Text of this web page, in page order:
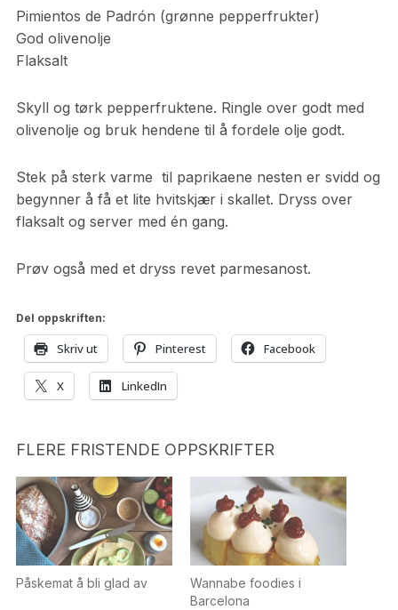
Pimientos de Padrón (grønne pepperfrukter)
God olivenolje
Flaksalt
Skyll og tørk pepperfruktene. Ringle over godt med
olivenolje og bruk hendene til å fordele olje godt.
Stek på sterk varme til paprikaene nesten er svidd og
begynner å få et lite hvitskjær i skallet. Dryss over
flaksalt og server med én gang.
Prøv også med et dryss revet parmesanost.
Del oppskriften:
Skriv ut Pinterest Facebook
X LinkedIn
FLERE FRISTENDE OPPSKRIFTER
Påskemat å bli glad av
Wannabe foodies i
Barcelona